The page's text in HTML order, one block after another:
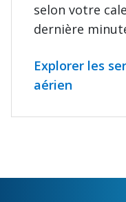
selon votre
dernière
Explorer les
aérien